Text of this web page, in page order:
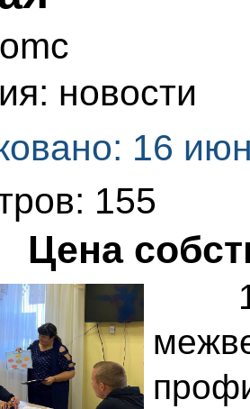
новости
16
155
Цена